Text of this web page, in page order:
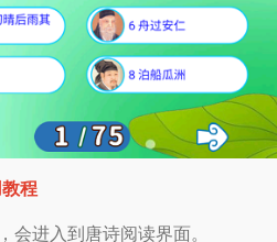
程
会进入到唐诗阅读界面。